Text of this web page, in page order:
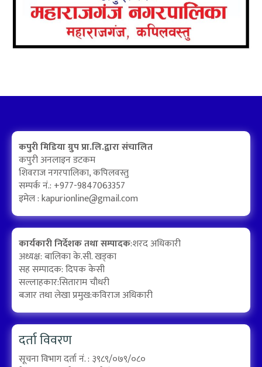
कपुरी मिडिया ग्रुप प्रा.लि.द्वारा संचालित
कपुरी अनलाइन डटकम
शिवराज नगरपालिका, कपिलवस्तु
सम्पर्क नं.: +977-9847063357
इमेल :kapurionline@gmail.com
कार्यकारी निर्देशक तथा सम्पादक:शरद अधिकारी
अध्यक्ष: बालिका के.सी. खड्का
सह सम्पादक: दिपक केसी
सल्लाहकार:सिताराम चौधरी
बजार तथा लेखा प्रमुख:कविराज अधिकारी
दर्ता विवरण
सूचना विभाग दर्ता नं. : ३९८९/०७९/०८०